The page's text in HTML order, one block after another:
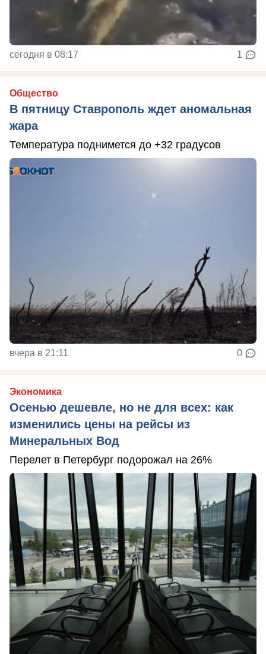
сегодня в 08:17 1
Общество
В пятницу Ставрополь ждет аномальная
жара
Температура поднимется до +32 градусов
вчера в 21:11 0
Экономика
Осенью дешевле, но не для всех: как
изменились цены на рейсы из
Минеральных Вод
Перелет в Петербург подорожал на 26%